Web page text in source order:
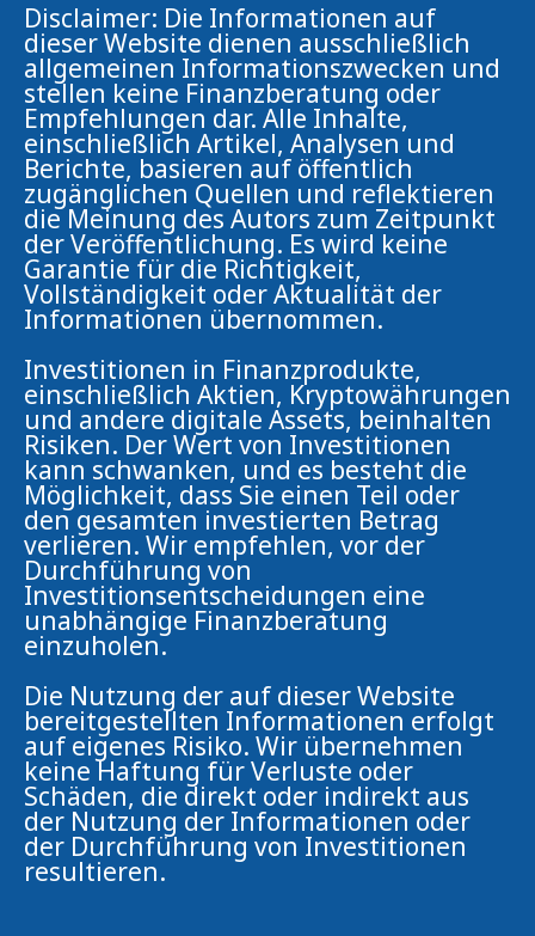
Disclaimer: Die Informationen auf
dieser Website dienen ausschließlich
allgemeinen Informationszwecken und
stellen keine Finanzberatung oder
Empfehlungen dar. Alle Inhalte,
einschließlich Artikel, Analysen und
Berichte, basieren auf öffentlich
zugänglichen Quellen und reflektieren
die Meinung des Autors zum Zeitpunkt
der Veröffentlichung. Es wird keine
Garantie für die Richtigkeit,
Vollständigkeit oder Aktualität der
Informationen übernommen.
Investitionen in Finanzprodukte,
einschließlich Aktien, Kryptowährungen
und andere digitale Assets, beinhalten
Risiken. Der Wert von Investitionen
kann schwanken, und es besteht die
Möglichkeit, dass Sie einen Teil oder
den gesamten investierten Betrag
verlieren. Wir empfehlen, vor der
Durchführung von
Investitionsentscheidungen eine
unabhängige Finanzberatung
einzuholen.
Die Nutzung der auf dieser Website
bereitgestellten Informationen erfolgt
auf eigenes Risiko. Wir übernehmen
keine Haftung für Verluste oder
Schäden, die direkt oder indirekt aus
der Nutzung der Informationen oder
der Durchführung von Investitionen
resultieren.